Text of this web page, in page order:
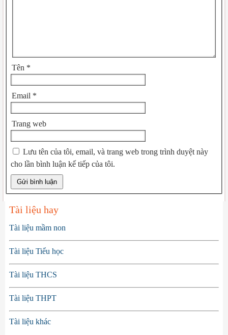
Tên *
Email *
Trang web
Lưu tên của tôi, email, và trang web trong trình duyệt này
cho lần bình luận kế tiếp của tôi.
Tài liệu hay
Tài liệu mầm non
Tài liệu Tiểu học
Tài liệu THCS
Tài liệu THPT
Tài liệu khác